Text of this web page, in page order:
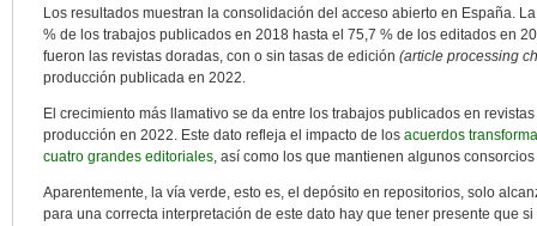
Los resultados muestran la consolidación del acceso abierto en España.
% de los trabajos publicados en 2018 hasta el 75,7 % de los editados en
fueron las revistas doradas, con o sin tasas de edición (article processing
producción publicada en 2022.
El crecimiento más llamativo se da entre los trabajos publicados en
producción en 2022. Este dato refleja el impacto de los acuerdos
cuatro grandes editoriales, así como los que mantienen algunos
Aparentemente, la vía verde, esto es, el depósito en repositorios, solo
para una correcta interpretación de este dato hay que tener presente que